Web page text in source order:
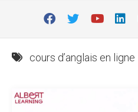
cours d’anglais en ligne